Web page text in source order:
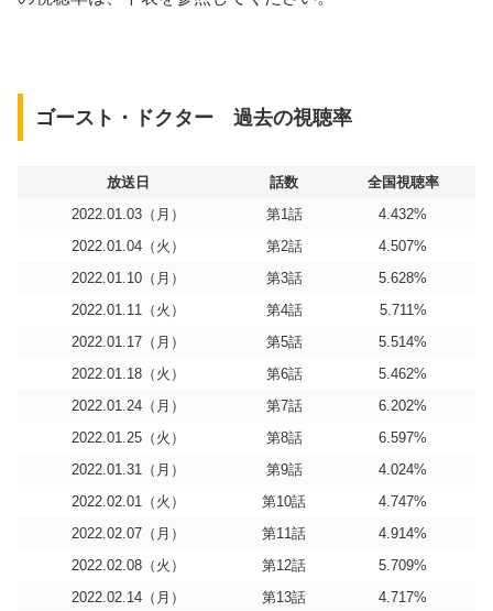
ゴースト・ドクター 過去の視聴率
放送日 話数
全国視聴率
2022.01.03（月）
第1話 4.432%
2022.01.04（火）
第2話 4.507%
2022.01.10（月）
第3話
5.628%
2022.01.11（火）
第4話 5.711%
2022.01.17（月）
第5話
5.514%
2022.01.18（火）
第6話
5.462%
2022.01.24（月）
第7話
6.202%
2022.01.25（火）
第8話
6.597%
2022.01.31（月）
第9話 4.024%
2022.02.01（火）
第10話
4.747%
2022.02.07（月）
第11話
4.914%
2022.02.08（火）
第12話
5.709%
2022.02.14（月）
第13話
4.717%